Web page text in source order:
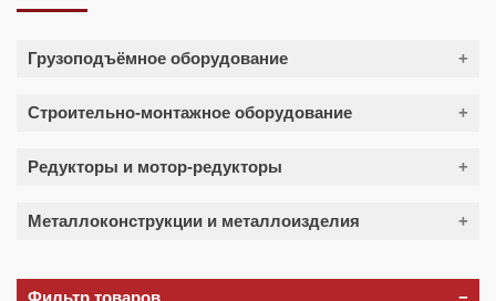
Грузоподъёмное оборудование
Краны козловые
Тали электрические (тельферы)
Строительно-монтажное оборудование
Редукторы и мотор-редукторы
Металлоконструкции и металлоизделия
Лестницы (интерьерные, уличные, пожарные)
Фильтр товаров